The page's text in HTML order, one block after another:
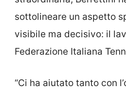
sottolineare un aspetto
visibile ma decisivo: il
Federazione Italiana
“Ci ha aiutato tanto con